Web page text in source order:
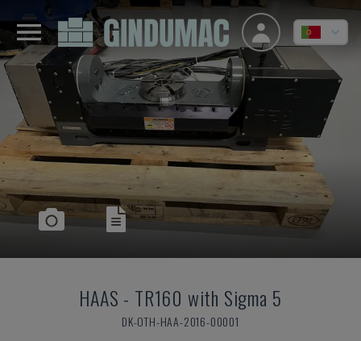
HAAS - TR160 with Sigma 5
DK-OTH-HAA-2016-00001